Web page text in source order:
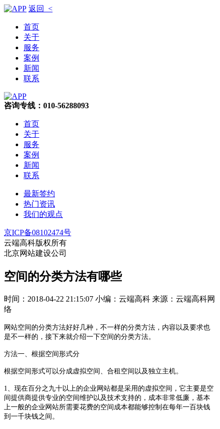
返回 <
首页
关于
服务
案例
新闻
联系
咨询专线：010-56288093
首页
关于
服务
案例
新闻
联系
最新签约
热门资讯
我们的观点
京ICP备08102474号
云端高科版权所有
北京网站建设公司
空间的分类方法有哪些
时间：2018-04-22 21:15:07 小编：云端高科 来源：云端高科网
络
网站空间的分类方法好好几种，不一样的分类方法，内容以及要求也
是不一样的，接下来就介绍一下空间的分类方法。
方法一、根据空间形式分
根据空间形式可以分成虚拟空间、合租空间以及独立主机。
1、现在百分之九十以上的企业网站都是采用的虚拟空间，它主要是空
间提供商提供专业的空间维护以及技术支持的，成本非常低廉，基本
上一般的企业网站所需要花费的空间成本都能够控制在每年一百块钱
到一千块钱之间。